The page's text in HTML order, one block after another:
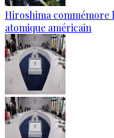
Hiroshima commémore
atomique américain